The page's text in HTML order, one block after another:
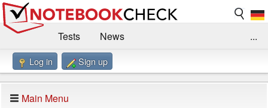
Tests
News
Benchmarks / Technik
...
Log in Sign up
Main Menu